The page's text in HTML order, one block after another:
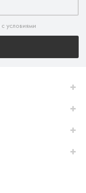
условиями